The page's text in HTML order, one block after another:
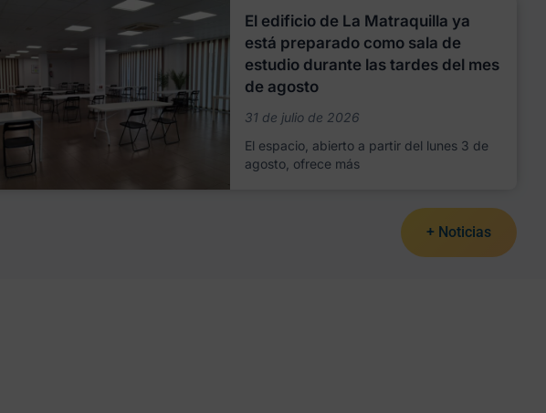
El edificio de La Matraquilla ya
está preparado como sala de
estudio durante las tardes del mes
de agosto
31 de julio de 2026
El espacio, abierto a partir del lunes 3 de
agosto, ofrece más
+ Noticias